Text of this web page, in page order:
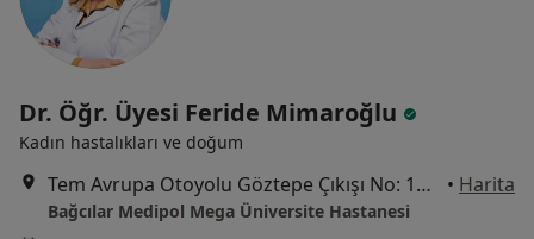
Dr. Öğr. Üyesi Feride Mimaroğlu
Kadın hastalıkları ve doğum
Tem Avrupa Otoyolu Göztepe Çıkışı No: 1Bağcılar, İstanbul • Harita
Bağcılar Medipol Mega Üniversite Hastanesi